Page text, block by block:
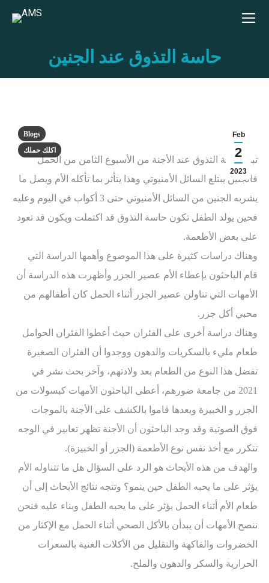
حاسة التذوق عند الجنين
You are here:
Feb
2
2023
Blogs
اكلك حملك
تبدأ حاسة التذوق عند الأجنة من الأسبوع الثامن من الحمل
فالجنين يبتلع السائل الأمنيوتي وهذا يتأثر بما تأكله الأم ويصل ما
يشربه الجنين من السائل الأمنيوتي حتى 3 أكواب في اليوم وعليه
فحين يولد الطفل تكون حاسة التذوق قد اكتملت ويكون قد تعود
على بعض الأطعمة.
وهناك دراسات كثيرة على هذا الموضوع وأهمها الدراسة التي
قام الباحثون بإعطاء الأم عصير الجزر وأظهرت هذه الدراسة أن
الأمهات التي تناولن عصير الجزر أثناء الحمل كان أطفالهم من
محبي أكل جزر.
وهناك دراسة أخرى على الفئران حيث أعطوا الفئران الحوامل
طعام مليء بالسكريات والدهون ووجدوا أن الفئران الصغيرة
تفضل هذا النوع من الطعام بعد ولادتهم، وآخر بحث نشر في
2021 من جامعة ضورهم، أعطى الباحثون الأمهات كبسولات من
الجزر و الخبيزة وبعدها قاموا بالكشف على الأجنة بالموجات
فوق الصوتية وقد وجد الباحثون أن الأجنة تظهر تعابير في الوجه
تتكرر مع أخذ نفس نوع الأطعمة (الجزر أو الخبيزة).
والهدف من هذه الأبحاث هو الرد على السؤال هل ما تتناوله الأم
يؤثر على ما يحبه الطفل حين ينمو؟ وتتجه نتائج الأبحاث إلى أن
طعام الأم أثناء الحمل يؤثر على ما يحبه الطفل وبناء عليه فنحن
ننصح الأمهات أن يبدأن بالأكل الصحي أثناء الحمل مع الإكثار من
الخضروات والفاكهة والتقليل من الأكلات الغنية بالسعرات
الحرارية والسكر والدهون والملح.